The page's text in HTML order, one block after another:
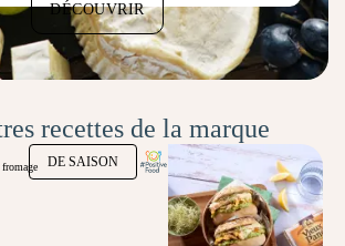
DÉCOUVRIR
recettes de la marque
DE SAISON